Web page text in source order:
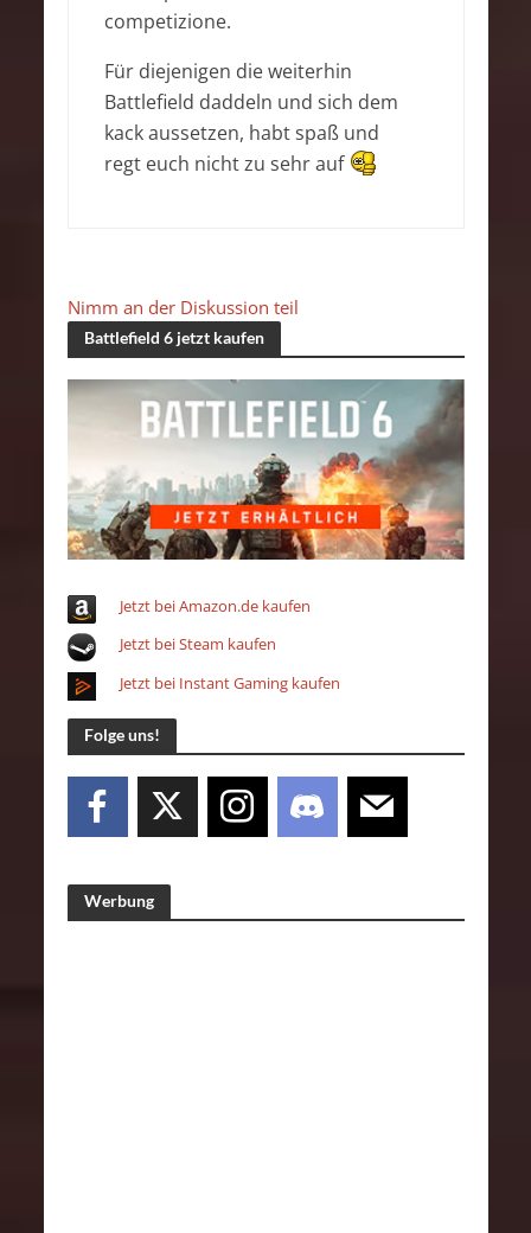
competizione.
Für diejenigen die weiterhin
Battlefield daddeln und sich dem
kack aussetzen, habt spaß und
regt euch nicht zu sehr auf
Nimm an der Diskussion teil
Battlefield 6 jetzt kaufen
Jetzt bei Amazon.de kaufen
Jetzt bei Steam kaufen
Jetzt bei Instant Gaming kaufen
Folge uns!
Werbung